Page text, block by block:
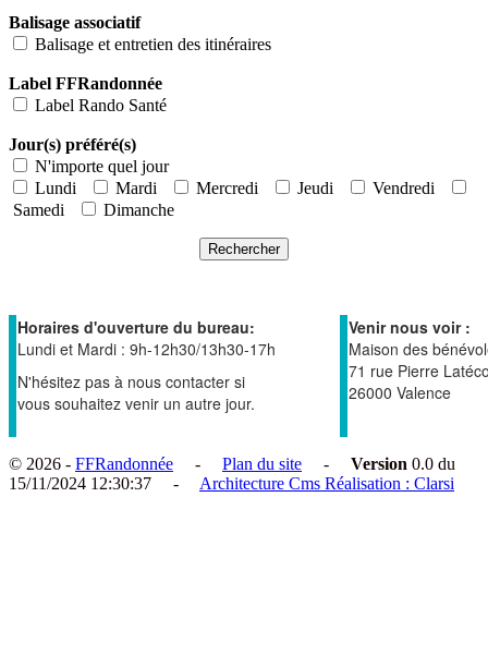
Balisage associatif
Balisage et entretien des itinéraires
Label FFRandonnée
Label Rando Santé
Jour(s) préféré(s)
N'importe quel jour
Lundi
Mardi Mercredi Jeudi
Vendredi
Samedi
Dimanche
Horaires d'ouverture du bureau:
Lundi et Mardi : 9h-12h30/13h30-17h
N'hésitez pas à nous contacter si
vous souhaitez venir un autre jour.
Venir nous voir :
Maison des
71 rue Pierre
26000 Valence
© 2026 - FFRandonnée - Plan du site - Version 0.0 du
15/11/2024 12:30:37 - Architecture Cms Réalisation : Clarsi